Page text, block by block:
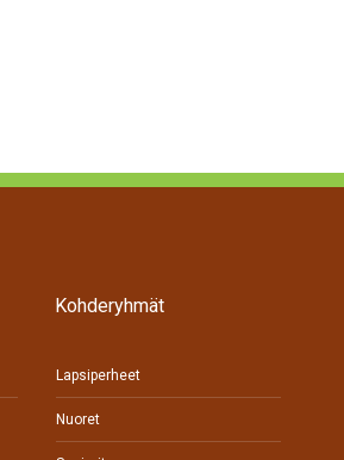
Kohderyhmät
Lapsiperheet
Nuoret